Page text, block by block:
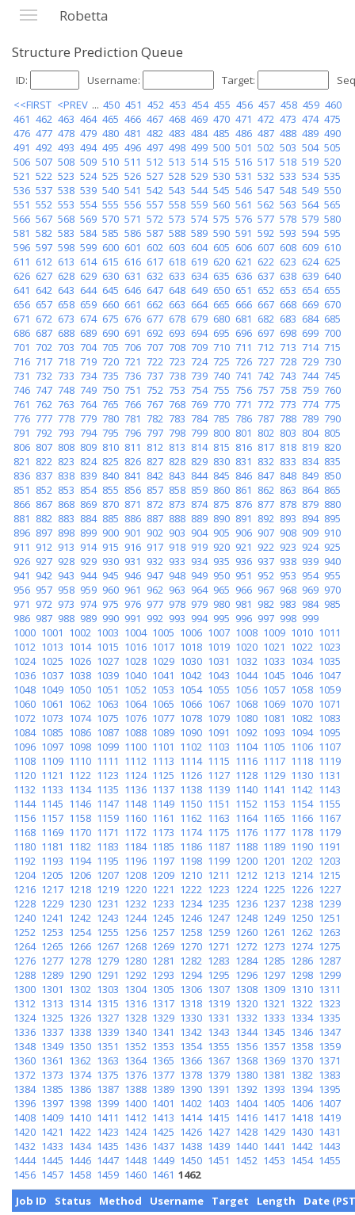
Robetta
Structure Prediction Queue
ID: Username: Target:
<<FIRST <PREV ... 450 451 452 453 454 455 456 457 458 459 460
461 462 463 464 465 466 467 468 469 470 471 472 473 474 475
476 477 478 479 480 481 482 483 484 485 486 487 488 489 490
491 492 493 494 495 496 497 498 499 500 501 502 503 504 505
506 507 508 509 510 511 512 513 514 515 516 517 518 519 520
521 522 523 524 525 526 527 528 529 530 531 532 533 534 535
536 537 538 539 540 541 542 543 544 545 546 547 548 549 550
551 552 553 554 555 556 557 558 559 560 561 562 563 564 565
566 567 568 569 570 571 572 573 574 575 576 577 578 579 580
581 582 583 584 585 586 587 588 589 590 591 592 593 594 595
596 597 598 599 600 601 602 603 604 605 606 607 608 609 610
611 612 613 614 615 616 617 618 619 620 621 622 623 624 625
626 627 628 629 630 631 632 633 634 635 636 637 638 639 640
641 642 643 644 645 646 647 648 649 650 651 652 653 654 655
656 657 658 659 660 661 662 663 664 665 666 667 668 669 670
671 672 673 674 675 676 677 678 679 680 681 682 683 684 685
686 687 688 689 690 691 692 693 694 695 696 697 698 699 700
701 702 703 704 705 706 707 708 709 710 711 712 713 714 715
716 717 718 719 720 721 722 723 724 725 726 727 728 729 730
731 732 733 734 735 736 737 738 739 740 741 742 743 744 745
746 747 748 749 750 751 752 753 754 755 756 757 758 759 760
761 762 763 764 765 766 767 768 769 770 771 772 773 774 775
776 777 778 779 780 781 782 783 784 785 786 787 788 789 790
791 792 793 794 795 796 797 798 799 800 801 802 803 804 805
806 807 808 809 810 811 812 813 814 815 816 817 818 819 820
821 822 823 824 825 826 827 828 829 830 831 832 833 834 835
836 837 838 839 840 841 842 843 844 845 846 847 848 849 850
851 852 853 854 855 856 857 858 859 860 861 862 863 864 865
866 867 868 869 870 871 872 873 874 875 876 877 878 879 880
881 882 883 884 885 886 887 888 889 890 891 892 893 894 895
896 897 898 899 900 901 902 903 904 905 906 907 908 909 910
911 912 913 914 915 916 917 918 919 920 921 922 923 924 925
926 927 928 929 930 931 932 933 934 935 936 937 938 939 940
941 942 943 944 945 946 947 948 949 950 951 952 953 954 955
956 957 958 959 960 961 962 963 964 965 966 967 968 969 970
971 972 973 974 975 976 977 978 979 980 981 982 983 984 985
986 987 988 989 990 991 992 993 994 995 996 997 998 999
1000 1001 1002 1003 1004 1005 1006 1007 1008 1009 1010 1011
1012 1013 1014 1015 1016 1017 1018 1019 1020 1021 1022 1023
1024 1025 1026 1027 1028 1029 1030 1031 1032 1033 1034 1035
1036 1037 1038 1039 1040 1041 1042 1043 1044 1045 1046 1047
1048 1049 1050 1051 1052 1053 1054 1055 1056 1057 1058 1059
1060 1061 1062 1063 1064 1065 1066 1067 1068 1069 1070 1071
1072 1073 1074 1075 1076 1077 1078 1079 1080 1081 1082 1083
1084 1085 1086 1087 1088 1089 1090 1091 1092 1093 1094 1095
1096 1097 1098 1099 1100 1101 1102 1103 1104 1105 1106 1107
1108 1109 1110 1111 1112 1113 1114 1115 1116 1117 1118 1119
1120 1121 1122 1123 1124 1125 1126 1127 1128 1129 1130 1131
1132 1133 1134 1135 1136 1137 1138 1139 1140 1141 1142 1143
1144 1145 1146 1147 1148 1149 1150 1151 1152 1153 1154 1155
1156 1157 1158 1159 1160 1161 1162 1163 1164 1165 1166 1167
1168 1169 1170 1171 1172 1173 1174 1175 1176 1177 1178 1179
1180 1181 1182 1183 1184 1185 1186 1187 1188 1189 1190 1191
1192 1193 1194 1195 1196 1197 1198 1199 1200 1201 1202 1203
1204 1205 1206 1207 1208 1209 1210 1211 1212 1213 1214 1215
1216 1217 1218 1219 1220 1221 1222 1223 1224 1225 1226 1227
1228 1229 1230 1231 1232 1233 1234 1235 1236 1237 1238 1239
1240 1241 1242 1243 1244 1245 1246 1247 1248 1249 1250 1251
1252 1253 1254 1255 1256 1257 1258 1259 1260 1261 1262 1263
1264 1265 1266 1267 1268 1269 1270 1271 1272 1273 1274 1275
1276 1277 1278 1279 1280 1281 1282 1283 1284 1285 1286 1287
1288 1289 1290 1291 1292 1293 1294 1295 1296 1297 1298 1299
1300 1301 1302 1303 1304 1305 1306 1307 1308 1309 1310 1311
1312 1313 1314 1315 1316 1317 1318 1319 1320 1321 1322 1323
1324 1325 1326 1327 1328 1329 1330 1331 1332 1333 1334 1335
1336 1337 1338 1339 1340 1341 1342 1343 1344 1345 1346 1347
1348 1349 1350 1351 1352 1353 1354 1355 1356 1357 1358 1359
1360 1361 1362 1363 1364 1365 1366 1367 1368 1369 1370 1371
1372 1373 1374 1375 1376 1377 1378 1379 1380 1381 1382 1383
1384 1385 1386 1387 1388 1389 1390 1391 1392 1393 1394 1395
1396 1397 1398 1399 1400 1401 1402 1403 1404 1405 1406 1407
1408 1409 1410 1411 1412 1413 1414 1415 1416 1417 1418 1419
1420 1421 1422 1423 1424 1425 1426 1427 1428 1429 1430 1431
1432 1433 1434 1435 1436 1437 1438 1439 1440 1441 1442 1443
1444 1445 1446 1447 1448 1449 1450 1451 1452 1453 1454 1455
1456 1457 1458 1459 1460 1461 1462
Job ID
Status Method Username Target Length
Date